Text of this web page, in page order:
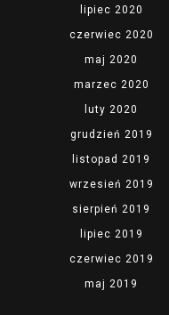
lipiec 2020
czerwiec 2020
maj 2020
marzec 2020
luty 2020
grudzień 2019
listopad 2019
wrzesień 2019
sierpień 2019
lipiec 2019
czerwiec 2019
maj 2019